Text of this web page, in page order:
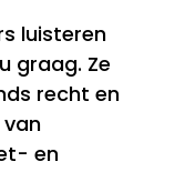
luisteren
graag. Ze
recht en
en